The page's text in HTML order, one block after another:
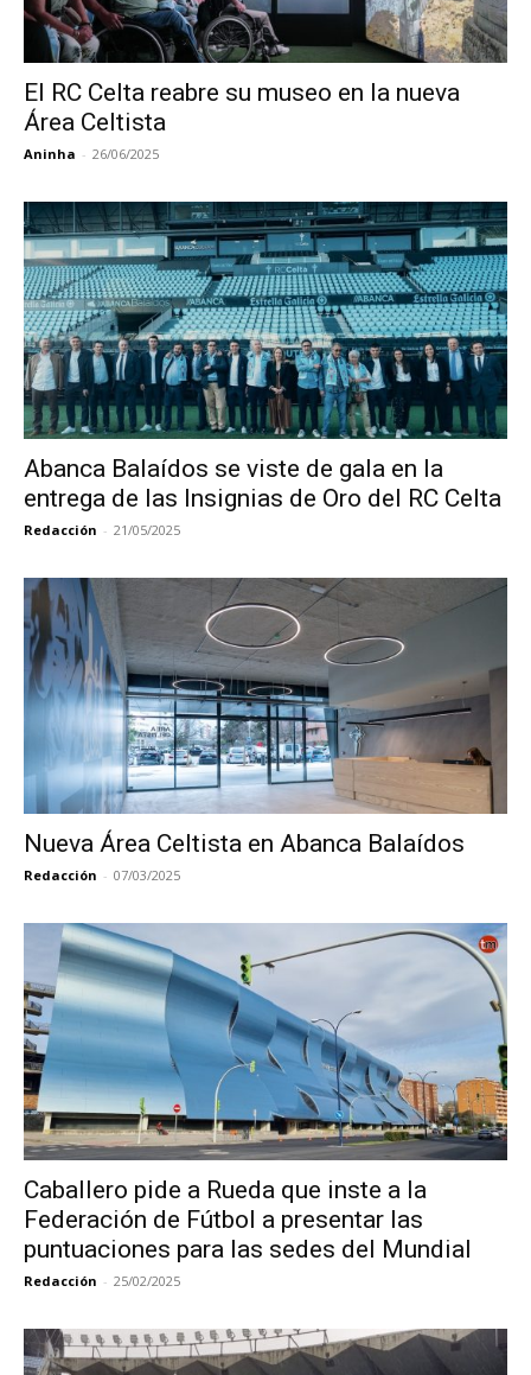
El RC Celta reabre su museo en la nueva
Área Celtista
Aninha - 26/06/2025
Abanca Balaídos se viste de gala en la
entrega de las Insignias de Oro del RC Celta
Redacción - 21/05/2025
Nueva Área Celtista en Abanca Balaídos
Redacción - 07/03/2025
Caballero pide a Rueda que inste a la
Federación de Fútbol a presentar las
puntuaciones para las sedes del Mundial
Redacción - 25/02/2025